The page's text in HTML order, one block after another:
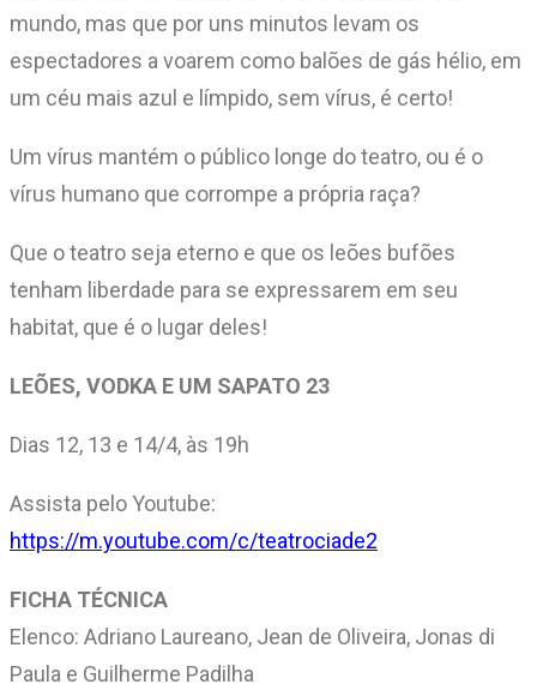
mundo, mas que por uns minutos levam os
espectadores a voarem como balões de gás hélio, em
um céu mais azul e límpido, sem vírus, é certo!
Um vírus mantém o público longe do teatro, ou é o
vírus humano que corrompe a própria raça?
Que o teatro seja eterno e que os leões bufões
tenham liberdade para se expressarem em seu
habitat, que é o lugar deles!
LEÕES, VODKA E UM SAPATO 23
Dias 12, 13 e 14/4, às 19h
Assista pelo Youtube:
https://m.youtube.com/c/teatrociade2
FICHA TÉCNICA
Elenco: Adriano Laureano, Jean de Oliveira, Jonas di
Paula e Guilherme Padilha